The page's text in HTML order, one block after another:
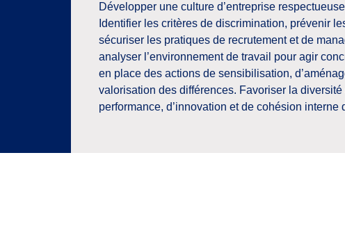
Développer une culture d’entreprise
Identifier les critères de discrimination, prévenir
sécuriser les pratiques de recrutement et de
analyser l’environnement de travail pour agir
en place des actions de sensibilisation,
valorisation des différences. Favoriser la diversité
performance, d’innovation et de cohésion interne